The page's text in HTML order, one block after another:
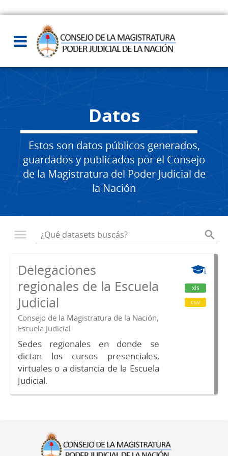
Datos
Estos son datos públicos generados,
guardados y publicados por el Consejo
de la Magistratura del Poder Judicial de
la Nación
Delegaciones
regionales de la Escuela
Judicial
Consejo de la Magistratura de la Nación,
Escuela Judicial
Sedes regionales en donde se
dictan los cursos presenciales,
virtuales o a distancia de la Escuela
Judicial.
xls
csv